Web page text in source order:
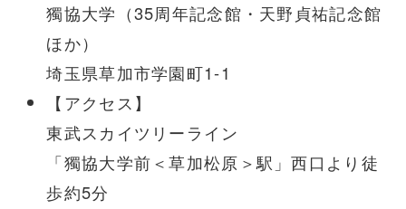
獨協大学（35周年記念館・天野貞祐記念館
ほか）
埼玉県草加市学園町1-1
【アクセス】
東武スカイツリーライン
「獨協大学前＜草加松原＞駅」西口より徒
歩約5分